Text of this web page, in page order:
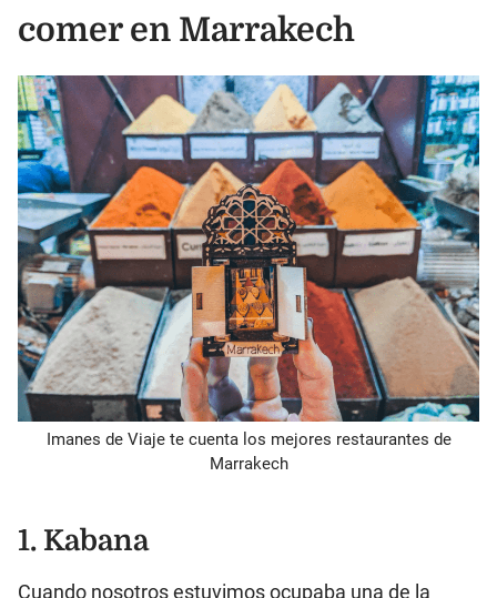
comer en Marrakech
Imanes de Viaje te cuenta los mejores restaurantes de
Marrakech
1. Kabana
Cuando nosotros estuvimos ocupaba una de la